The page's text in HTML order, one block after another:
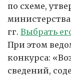
по схеме,
гг. Выбрать
При этом
конкурса:
сведений,